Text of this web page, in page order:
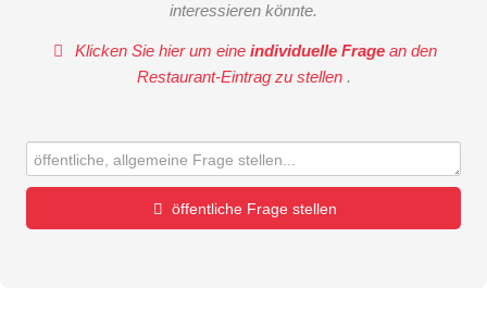
interessieren könnte.
Klicken Sie hier um eineindividuelle Frage an den
Restaurant-Eintrag zu stellen .
öffentliche Frage stellen